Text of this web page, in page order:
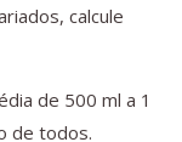
calcule
de 500 ml a 1
de todos.